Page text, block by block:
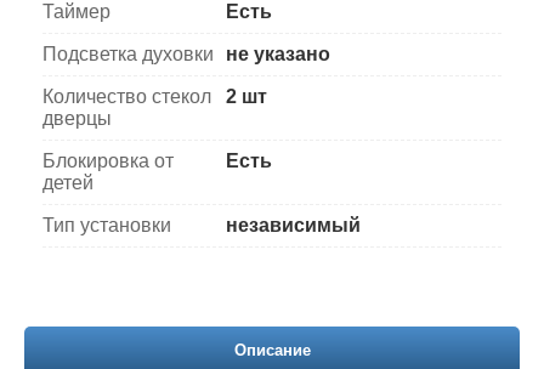
Таймер Есть
Подсветка духовки не указано
Количество стекол
дверцы
2 шт
Блокировка от
детей
Есть
Тип установки независимый
Описание